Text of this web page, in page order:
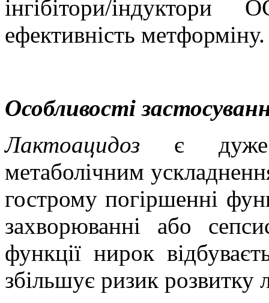
інгібітори/
ефективність метформіну.
Особливості
Лактоацидоз є
метаболічним
гострому погіршенні
захворюванні або
функції нирок
збільшує ризик розвитку